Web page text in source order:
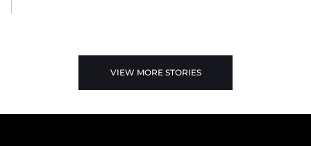
VIEW MORE STORIES